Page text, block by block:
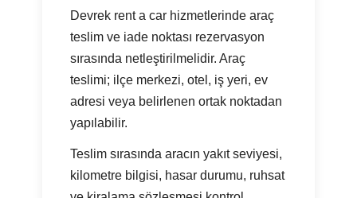
Devrek rent a car hizmetlerinde araç
teslim ve iade noktası rezervasyon
sırasında netleştirilmelidir. Araç
teslimi; ilçe merkezi, otel, iş yeri, ev
adresi veya belirlenen ortak noktadan
yapılabilir.
Teslim sırasında aracın yakıt seviyesi,
kilometre bilgisi, hasar durumu, ruhsat